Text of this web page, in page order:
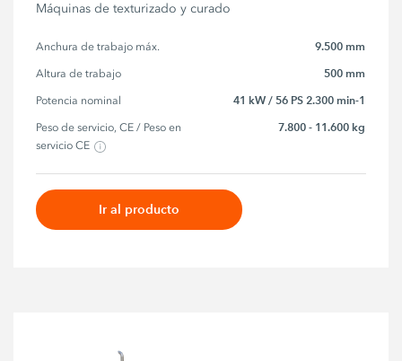
Máquinas de texturizado y curado
Anchura de trabajo máx. 9.500 mm
Altura de trabajo 500 mm
Potencia nominal 41 kW / 56 PS 2.300 min-1
Peso de servicio, CE / Peso en
servicio CE
7.800 - 11.600 kg
Ir al producto